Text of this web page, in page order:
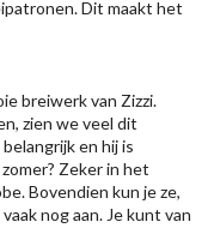
Dit maakt het
breiwerk van Zizzi.
zien we veel dit
en hij is
Zeker in het
Bovendien kun je ze,
nog aan. Je kunt van